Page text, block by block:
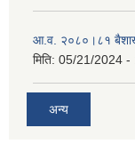
आ.व. २०८०।८१
मिति: 05/21/2024 -
अन्य